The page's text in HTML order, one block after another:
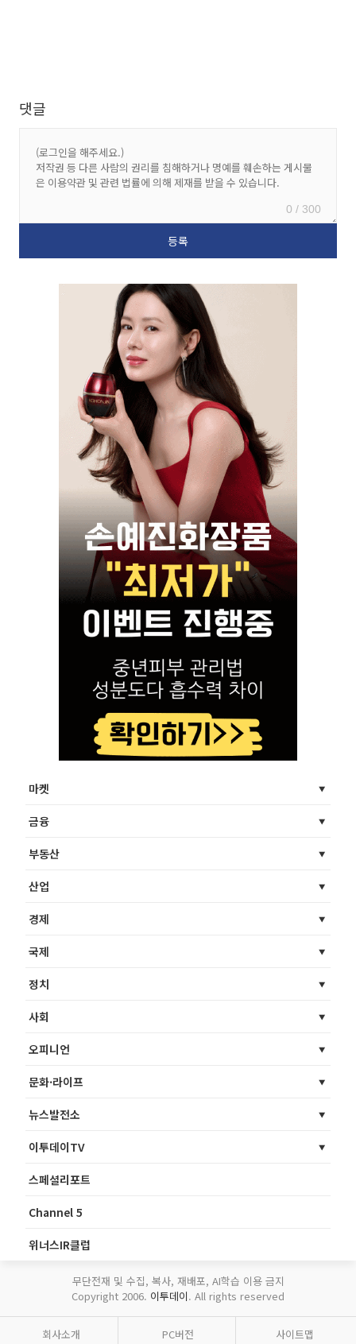
댓글
0 / 300
마켓
금융
부동산
산업
경제
국제
정치
사회
오피니언
문화·라이프
뉴스발전소
이투데이TV
스페셜리포트
Channel 5
위너스IR클럽
무단전재 및 수집, 복사, 재배포, AI학습 이용 금지
Copyright 2006. 이투데이. All rights reserved
회사소개 PC버전 사이트맵